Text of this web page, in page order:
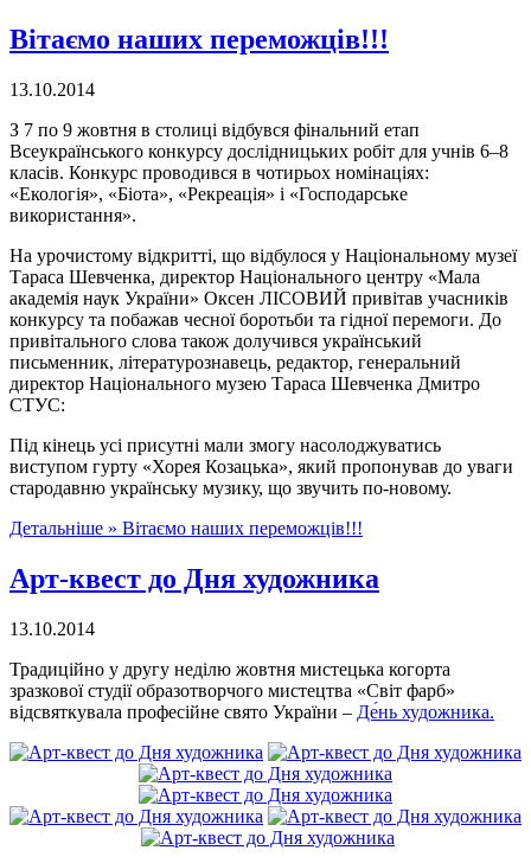
Вітаємо наших переможців!!!
13.10.2014
З 7 по 9 жовтня в столиці відбувся фінальний етап
Всеукраїнського конкурсу дослідницьких робіт для учнів 6–8
класів. Конкурс проводився в чотирьох номінаціях:
«Екологія», «Біота», «Рекреація» і «Господарське
використання».
На урочистому відкритті, що відбулося у Національному музеї
Тараса Шевченка, директор Національного центру «Мала
академія наук України» Оксен ЛІСОВИЙ привітав учасників
конкурсу та побажав чесної боротьби та гідної перемоги. До
привітального слова також долучився український
письменник, літературознавець, редактор, генеральний
директор Національного музею Тараса Шевченка Дмитро
СТУС:
Під кінець усі присутні мали змогу насолоджуватись
виступом гурту «Хорея Козацька», який пропонував до уваги
стародавню українську музику, що звучить по-новому.
Детальніше » Вітаємо наших переможців!!!
Арт-квест до Дня художника
13.10.2014
Традиційно у другу неділю жовтня мистецька когорта
зразкової студії образотворчого мистецтва «Світ фарб»
відсвяткувала професійне свято України – Де́нь художника.